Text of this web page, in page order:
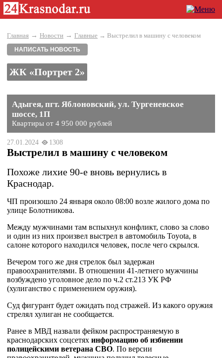
Главная → Новости → Главные → Выстрелил в машину с человеком
НАПИСАТЬ НОВОСТЬ
ЖК «Портрет 2»
Адыгея, пгт. Яблоновский, ул. Тургеневское
шоссе, 1П
Квартиры от 4 950 000 рублей
27.01.2024 1308
Выстрелил в машину с человеком
Похоже лихие 90-е вновь вернулись в
Краснодар.
ЧП произошло 24 января около 08:00 возле жилого дома по
улице Болотникова.
Между мужчинами там вспыхнул конфликт, слово за слово
и один из них произвел выстрел в автомобиль Toyota, в
салоне которого находился человек, после чего скрылся.
Вечером того же дня стрелок был задержан
правоохранителями. В отношении 41-летнего мужчины
возбуждено уголовное дело по ч.2 ст.213 УК РФ
(хулиганство с применением оружия).
Суд фигурант будет ожидать под стражей. Из какого оружия
стрелял хулиган не сообщается.
Ранее в МВД назвали фейком распространяемую в
краснодарских соцсетях информацию об избиении
полицейскими ветерана СВО. По версии